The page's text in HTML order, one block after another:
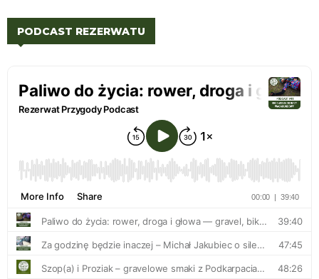
PODCAST REZERWATU